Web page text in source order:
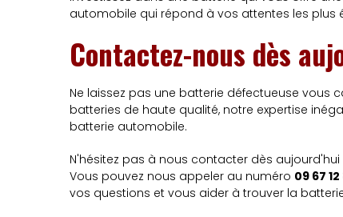
automobile qui répond à vos attentes les plus
Contactez-nous dès
Ne laissez pas une batterie défectueuse vous
batteries de haute qualité, notre expertise
batterie automobile.
N'hésitez pas à nous contacter dès
Vous pouvez nous appeler au numéro 09 67
vos questions et vous aider à trouver la